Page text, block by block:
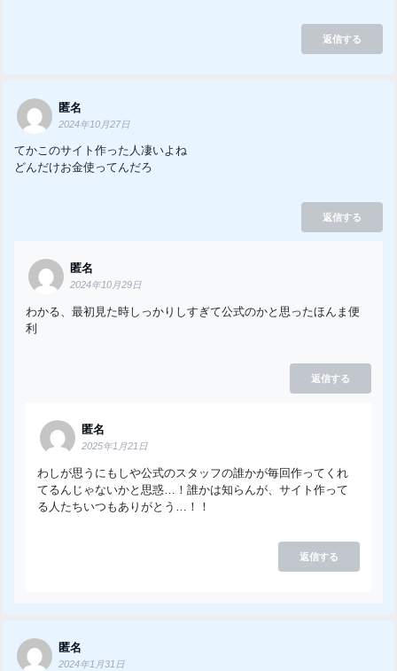
返信する
匿名
2024年10月27日
てかこのサイト作った人凄いよね
どんだけお金使ってんだろ
返信する
匿名
2024年10月29日
わかる、最初見た時しっかりしすぎて公式のかと思ったほんま便
利
返信する
匿名
2025年1月21日
わしが思うにもしや公式のスタッフの誰かが毎回作ってくれ
てるんじゃないかと思惑…！誰かは知らんが、サイト作って
る人たちいつもありがとう…！！
返信する
匿名
2024年1月31日